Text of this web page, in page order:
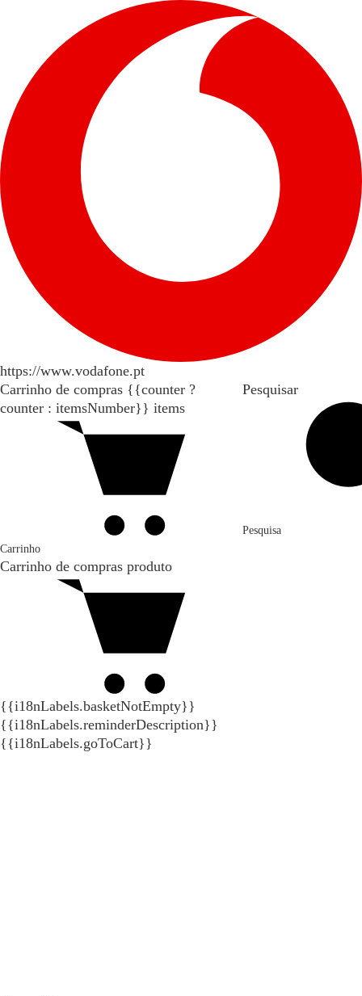
https://www.vodafone.pt
Carrinho de compras {{counter ?
counter : itemsNumber}} items
Carrinho
Carrinho de compras produto
{{i18nLabels.basketNotEmpty}}
{{i18nLabels.reminderDescription}}
{{i18nLabels.goToCart}}
Pesquisar
Pesquisa